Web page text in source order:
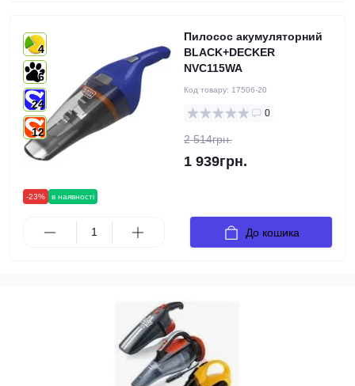
-23% в наявності
4
6
24
12
Пилосос акумуляторний
BLACK+DECKER
NVC115WA
Код товару: 17506-20
0
2 514грн.
1 939грн.
До кошика